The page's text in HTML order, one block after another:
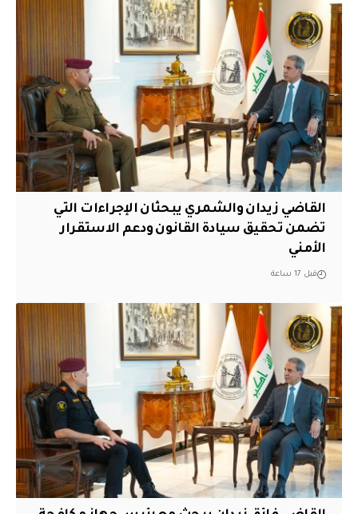
القاضي زيدان والشمري يبحثان الإجراءات التي
تضمن تحقيق سيادة القانون ودعم الاستقرار
الأمني
قبل 17 ساعة